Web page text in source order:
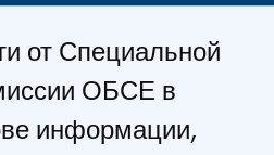
от Специальной
ОБСЕ в
информации,